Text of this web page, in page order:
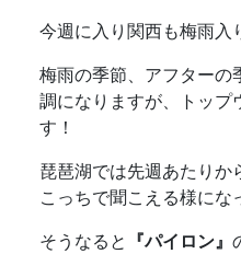
今週に入り関西も梅雨入
梅雨の季節、アフターの
調になりますが、トップ
す！
琵琶湖では先週あたりか
こっちで聞こえる様にな
そうなると 『パイロン』